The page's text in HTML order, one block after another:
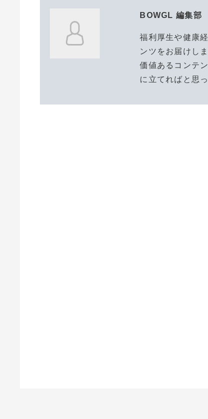
BOWGL 編集部
福利厚生や健康
ンツをお届けしま
価値あるコンテ
に立てればと思